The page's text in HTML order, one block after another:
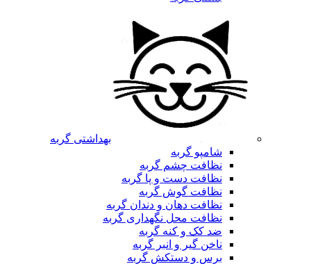
بهداشتی گربه
شامپو گربه
نظافت چشم گربه
نظافت دست و پا گربه
نظافت گوش گربه
نظافت دهان و دندان گربه
نظافت محل نگهداری گربه
ضد کک و کنه گربه
ناخن گیر و انبر گربه
برس و دستکش گربه